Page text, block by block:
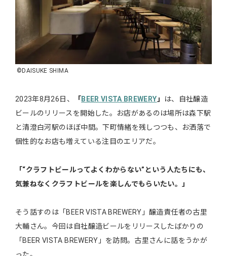
©︎DAISUKE SHIMA
2023年8月26日、 「BEER VISTA BREWERY」
は、自社醸造
ビールのリリースを開始した。お店があるのは場所は森下駅
と清澄白河駅のほぼ中間。下町情緒を残しつつも、お洒落で
個性的なお店も増えている注目のエリアだ。
「“クラフトビールってよくわからない”という人たちにも、
気兼ねなくクラフトビールを楽しんでもらいたい。」
そう話すのは「BEER VISTA BREWERY」醸造責任者の古里
大輔さん。今回は自社醸造ビールをリリースしたばかりの
「BEER VISTA BREWERY」を訪問。古里さんに話をうかが